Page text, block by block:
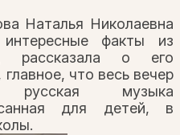
Наталья Николаевна
факты из
рассказала о его
что весь вечер
русская музыка
для детей, в